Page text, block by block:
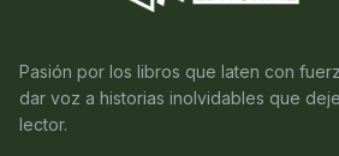
Pasión por los libros que laten con
dar voz a historias inolvidables que
lector.